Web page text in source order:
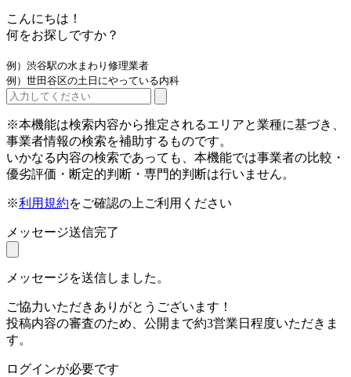
こんにちは！
何をお探しですか？
例）渋谷駅の水まわり修理業者
例）世田谷区の土日にやっている内科
※本機能は検索内容から推定されるエリアと業種に基づき、
事業者情報の検索を補助するものです。
いかなる内容の検索であっても、本機能では事業者の比較・
優劣評価・断定的判断・専門的判断は行いません。
※利用規約をご確認の上ご利用ください
メッセージ送信完了
メッセージを送信しました。
ご協力いただきありがとうございます！
投稿内容の審査のため、公開まで約3営業日程度いただきま
す。
ログインが必要です